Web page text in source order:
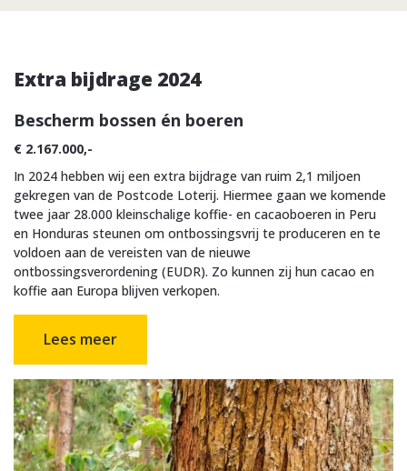
Extra bijdrage 2024
Bescherm bossen én boeren
€ 2.167.000,-
In 2024 hebben wij een extra bijdrage van ruim 2,1 miljoen
gekregen van de Postcode Loterij. Hiermee gaan we komende
twee jaar 28.000 kleinschalige koffie- en cacaoboeren in Peru
en Honduras steunen om ontbossingsvrij te produceren en te
voldoen aan de vereisten van de nieuwe
ontbossingsverordening (EUDR). Zo kunnen zij hun cacao en
koffie aan Europa blijven verkopen.
Lees meer